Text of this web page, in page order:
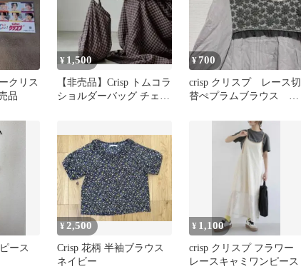
クリス
品
¥ 1,500
【非売品】Crisp トムコラ
ショルダーバッグ チェッ
¥700
crisp クリスプ レース切
替ぺプラムブラウス 花
ース
¥ 2,500
Crisp 花柄 半袖ブラウス
ネイビー
¥ 1,100
crisp クリスプ フラワー
レースキャミワンピース